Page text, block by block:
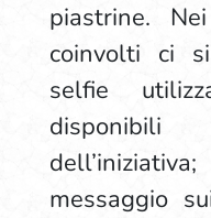
piastrine.
coinvolti ci
selfie
messaggio